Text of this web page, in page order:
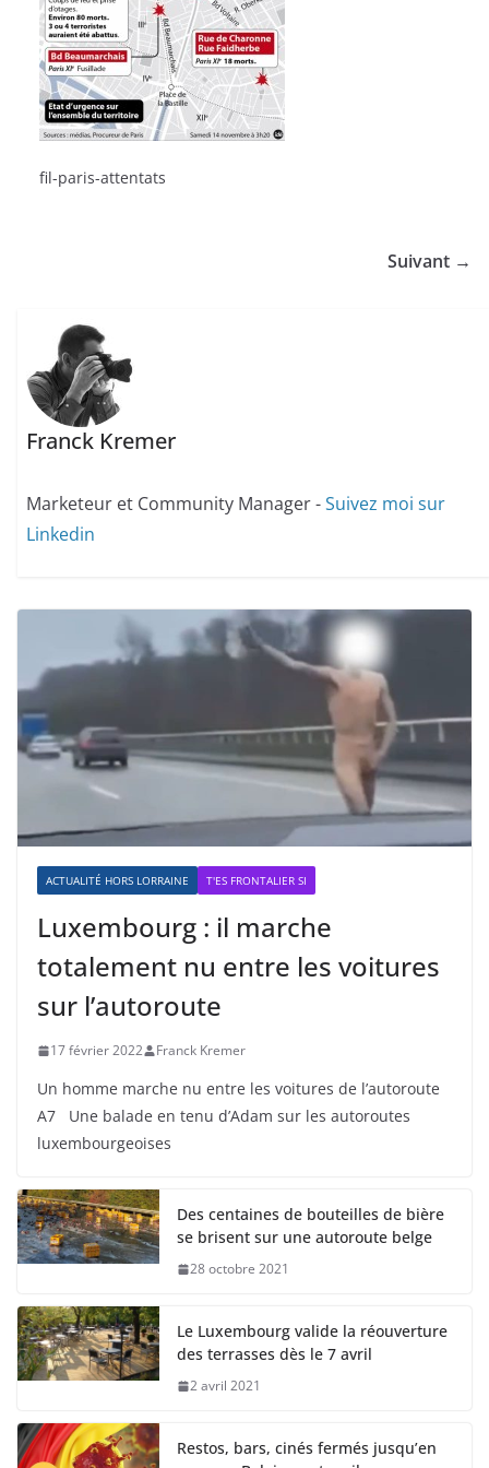
fil-paris-attentats
Suivant →
Franck Kremer
Marketeur et Community Manager -Suivez moi sur
Linkedin
ACTUALITÉ HORS LORRAINE T'ES FRONTALIER SI
Luxembourg : il marche
totalement nu entre les voitures
sur l’autoroute
17 février 2022 Franck Kremer
Un homme marche nu entre les voitures de l’autoroute
A7 Une balade en tenu d’Adam sur les autoroutes
luxembourgeoises
Des centaines de bouteilles de bière
se brisent sur une autoroute belge
28 octobre 2021
Le Luxembourg valide la réouverture
des terrasses dès le 7 avril
2 avril 2021
Restos, bars, cinés fermés jusqu’en